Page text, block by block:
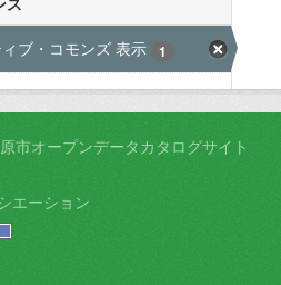
ブ・コモンズ 表示
1
市オープンデータカタログサイト
エーション